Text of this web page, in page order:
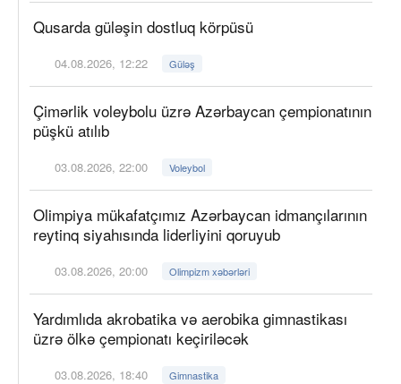
Qusarda güləşin dostluq körpüsü
04.08.2026, 12:22 Güləş
Çimərlik voleybolu üzrə Azərbaycan çempionatının
püşkü atılıb
03.08.2026, 22:00 Voleybol
Olimpiya mükafatçımız Azərbaycan idmançılarının
reytinq siyahısında liderliyini qoruyub
03.08.2026, 20:00 Olimpizm xəbərləri
Yardımlıda akrobatika və aerobika gimnastikası
üzrə ölkə çempionatı keçiriləcək
03.08.2026, 18:40 Gimnastika